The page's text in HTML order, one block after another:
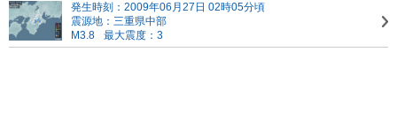
発生時刻：2009年06月27日 02時05分頃
震源地：三重県中部
M3.8
最大震度：3